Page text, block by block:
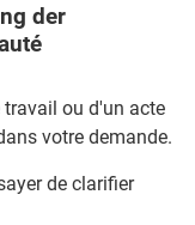
der
ou d'un acte
votre demande.
de clarifier